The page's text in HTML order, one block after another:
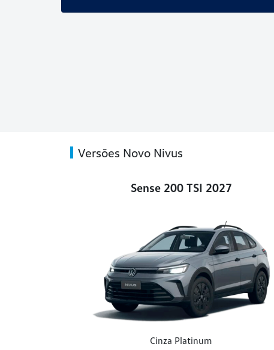
Versões Novo Nivus
Sense 200 TSI 2027
Cinza Platinum